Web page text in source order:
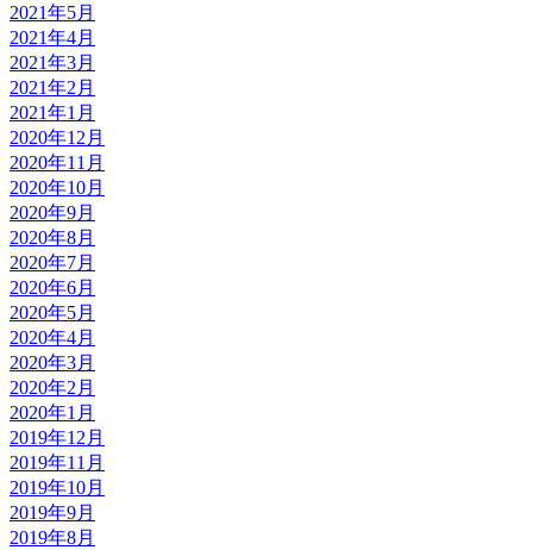
2021年5月
2021年4月
2021年3月
2021年2月
2021年1月
2020年12月
2020年11月
2020年10月
2020年9月
2020年8月
2020年7月
2020年6月
2020年5月
2020年4月
2020年3月
2020年2月
2020年1月
2019年12月
2019年11月
2019年10月
2019年9月
2019年8月